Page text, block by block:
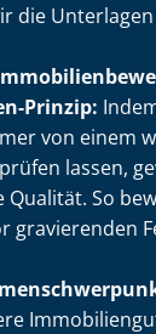
die
Prinzip:
von einem
lassen,
Qualität. So
gravierenden